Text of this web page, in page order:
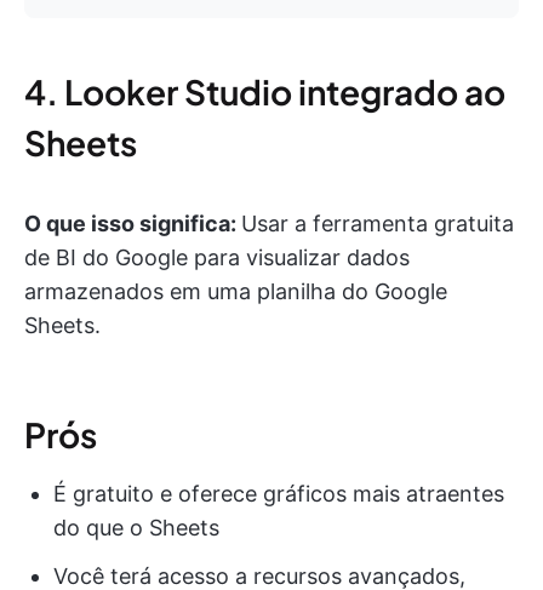
4. Looker Studio integrado ao
Sheets
O que isso significa: Usar a ferramenta gratuita
de BI do Google para visualizar dados
armazenados em uma planilha do Google
Sheets.
Prós
É gratuito e oferece gráficos mais atraentes
do que o Sheets
Você terá acesso a recursos avançados,